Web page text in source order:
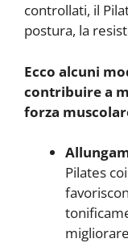
controllati, il
postura, la
Ecco alcuni
contribuire a
forza
Pilates